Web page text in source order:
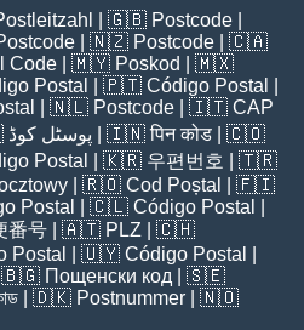
| 🇬🇧 Postcode
| 🇳🇿 Postcode | 🇨🇦
Code | 🇲🇾 Poskod
| 🇲🇽
Postal | 🇵🇹 Código Postal
| 🇳🇱 Postcode | 🇮🇹 CAP
پوسٹل کوڈ | 🇮🇳पिन कोड | 🇨🇴
Postal | 🇰🇷 우편번호
| 🇹🇷
| 🇷🇴 Cod Poștal
| 🇫🇮
Postal | 🇨🇱 Código Postal
番号 | 🇦🇹 PLZ | 🇨🇭
Postal | 🇺🇾 Código Postal
🇧🇬 Пощенски код | 🇸🇪
| 🇩🇰 Postnummer | 🇳🇴